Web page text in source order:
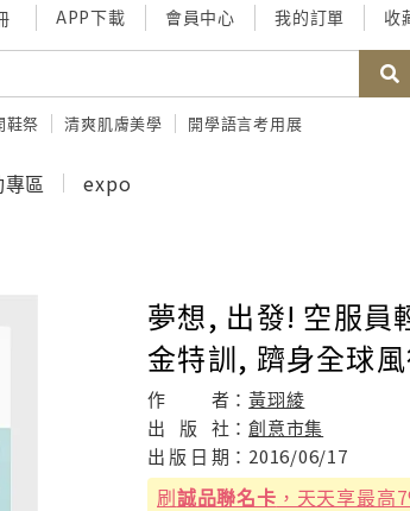
APP下載 會員中心 我的訂單 收
鞋祭 清爽肌膚美學 開學語言考用展
區 expo
夢想, 出發! 空服員
金特訓, 躋身全球
作 者：黃珝綾
出
版 社：創意市集
出 版 日 期： 2016/06/17
刷誠品聯名卡 ，天天享最高